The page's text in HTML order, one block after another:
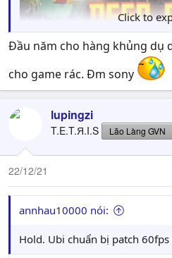
Click to
Đầu năm cho hàng khủng dụ
cho game rác. Đm sony
lupingzi
T.E.T.Я.I.S Lão Làng GVN
22/12/21
annhau10000 nói:
Hold. Ubi chuẩn bị patch